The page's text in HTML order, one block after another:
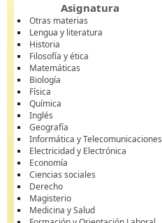
Asignatura
Otras materias
Lengua y literatura
Historia
Filosofía y ética
Matemáticas
Biología
Física
Química
Inglés
Geografía
Informática y Telecomunicaciones
Electricidad y Electrónica
Economía
Ciencias sociales
Derecho
Magisterio
Medicina y Salud